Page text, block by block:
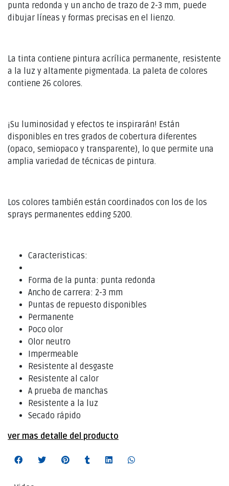
punta redonda y un ancho de trazo de 2-3 mm, puede
dibujar líneas y formas precisas en el lienzo.
La tinta contiene pintura acrílica permanente, resistente
a la luz y altamente pigmentada. La paleta de colores
contiene 26 colores.
¡Su luminosidad y efectos te inspirarán! Están
disponibles en tres grados de cobertura diferentes
(opaco, semiopaco y transparente), lo que permite una
amplia variedad de técnicas de pintura.
Los colores también están coordinados con los de los
sprays permanentes edding 5200.
Caracteristicas:
Forma de la punta: punta redonda
Ancho de carrera: 2-3 mm
Puntas de repuesto disponibles
Permanente
Poco olor
Olor neutro
Impermeable
Resistente al desgaste
Resistente al calor
A prueba de manchas
Resistente a la luz
Secado rápido
ver mas detalle del producto